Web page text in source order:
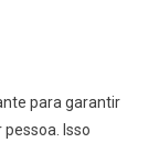
para garantir
Isso